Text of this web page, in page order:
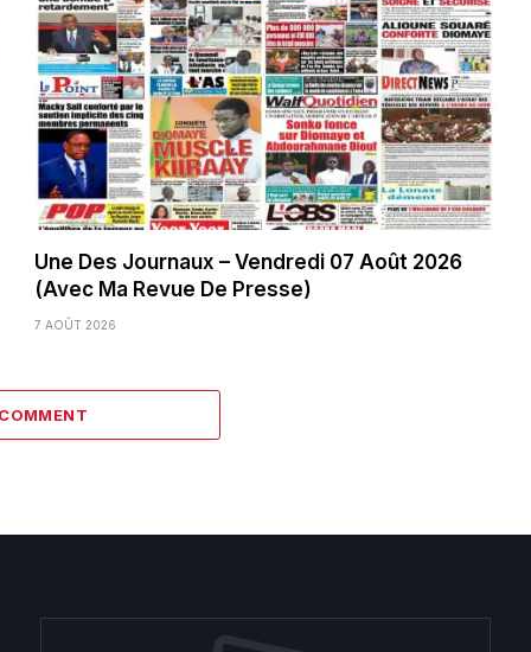
Une Des Journaux – Vendredi 07 Août 2026
(Avec Ma Revue De Presse)
7 AOÛT 2026